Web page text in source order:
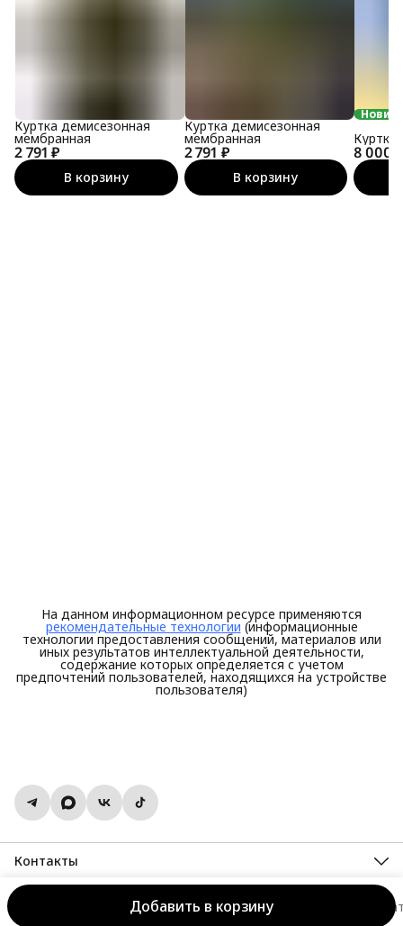
Добавить в корзину
2 791 ₽
Куртка демисезонная
мембранная
В корзину
2 791 ₽
Куртка демисезонная
мембранная
В корзину
8 000 ₽
Куртка
На данном информационном ресурсе применяются
рекомендательные технологии (информационные
технологии предоставления сообщений, материалов или
иных результатов интеллектуальной деятельности,
содержание которых определяется с учетом
предпочтений пользователей, находящихся на устройстве
пользователя)
Контакты
Адрес
г. Иваново, ул Поэта Майорова 6/7
8 (800) 777-97-41
SHERYSHEFF. Носи, как чувствуешь!Оплата Доставка и